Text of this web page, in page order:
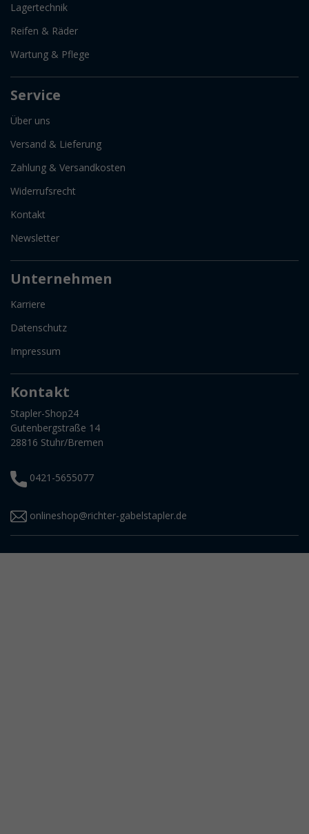
Lagertechnik
Reifen & Räder
Wartung & Pflege
Service
Über uns
Versand & Lieferung
Zahlung & Versandkosten
Widerrufsrecht
Kontakt
Newsletter
Unternehmen
Karriere
Datenschutz
Impressum
Kontakt
Stapler-Shop24
Gutenbergstraße 14
28816 Stuhr/Bremen
0421-5655077
onlineshop@richter-gabelstapler.de